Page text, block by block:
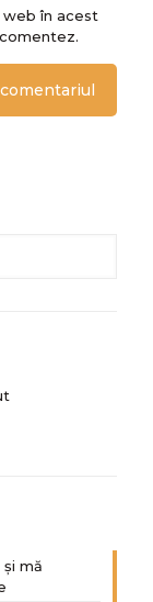
web în acest
mă